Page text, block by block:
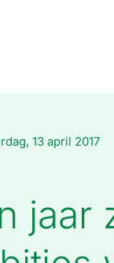
jaar
13 april 2017